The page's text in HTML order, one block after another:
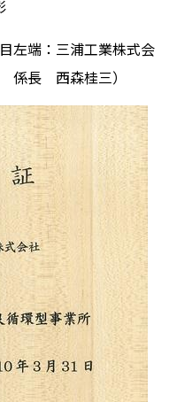
左端：三浦工業株式会
長 西森桂三）